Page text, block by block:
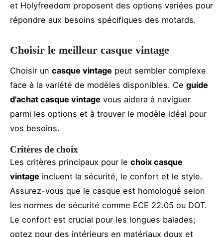
et Holyfreedom proposent des options variées pour
répondre aux besoins spécifiques des motards.
Choisir le meilleur casque vintage
Choisir un casque vintage peut sembler complexe
face à la variété de modèles disponibles. Ce guide
d'achat casque vintage vous aidera à naviguer
parmi les options et à trouver le modèle idéal pour
vos besoins.
Critères de choix
Les critères principaux pour le choix casque
vintage incluent la sécurité, le confort et le style.
Assurez-vous que le casque est homologué selon
les normes de sécurité comme ECE 22.05 ou DOT.
Le confort est crucial pour les longues balades;
optez pour des intérieurs en matériaux doux et